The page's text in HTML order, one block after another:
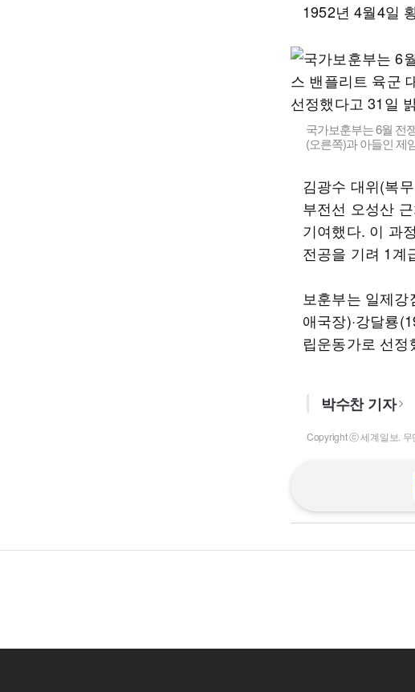
1952년 4월4일
국가보훈부는 6월 전
(오른쪽)과 아들인 제
김광수 대위(복
부전선 오성산
기여했다. 이 과
전공을 기려 1계
보훈부는 일제
애국장)·강달룡
립운동가로 선정
박수찬 기자
Copyright ⓒ 세계일보. 무